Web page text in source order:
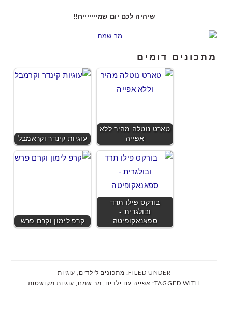
שיהיה לכם יום שמיייייייח!!
מתכונים דומים
עוגיות קינדר וקראמבל
טארט נוטלה מהיר ללא
אפייה
קרפ לימון וקרם פרש
בורקס פילו תרד
ובולגרית -
ספאנאקופיטה
FILED UNDER: מתכונים לילדים עוגיות
TAGGED WITH: אפייה עם ילדים מר שמח עוגיות מקושטות